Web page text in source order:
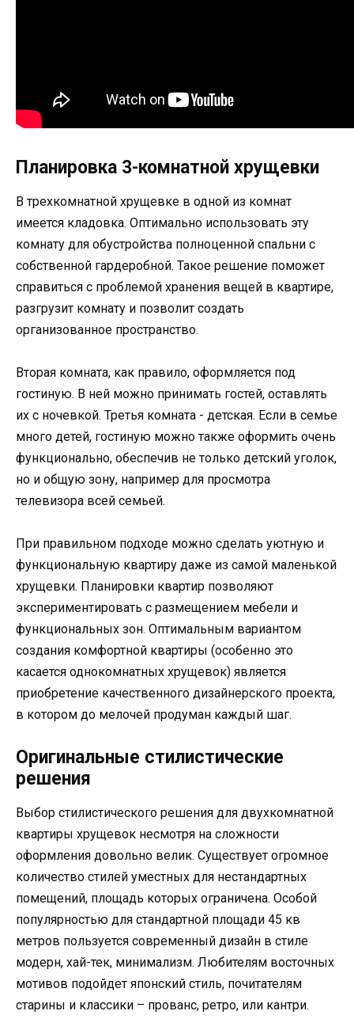
Планировка 3-комнатной хрущевки
В трехкомнатной хрущевке в одной из комнат
имеется кладовка. Оптимально использовать эту
комнату для обустройства полноценной спальни с
собственной гардеробной. Такое решение поможет
справиться с проблемой хранения вещей в квартире,
разгрузит комнату и позволит создать
организованное пространство.
Вторая комната, как правило, оформляется под
гостиную. В ней можно принимать гостей, оставлять
их с ночевкой. Третья комната - детская. Если в семье
много детей, гостиную можно также оформить очень
функционально, обеспечив не только детский уголок,
но и общую зону, например для просмотра
телевизора всей семьей.
При правильном подходе можно сделать уютную и
функциональную квартиру даже из самой маленькой
хрущевки. Планировки квартир позволяют
экспериментировать с размещением мебели и
функциональных зон. Оптимальным вариантом
создания комфортной квартиры (особенно это
касается однокомнатных хрущевок) является
приобретение качественного дизайнерского проекта,
в котором до мелочей продуман каждый шаг.
Оригинальные стилистические
решения
Выбор стилистического решения для двухкомнатной
квартиры хрущевок несмотря на сложности
оформления довольно велик. Существует огромное
количество стилей уместных для нестандартных
помещений, площадь которых ограничена. Особой
популярностью для стандартной площади 45 кв
метров пользуется современный дизайн в стиле
модерн, хай-тек, минимализм. Любителям восточных
мотивов подойдет японский стиль, почитателям
старины и классики – прованс, ретро, или кантри.